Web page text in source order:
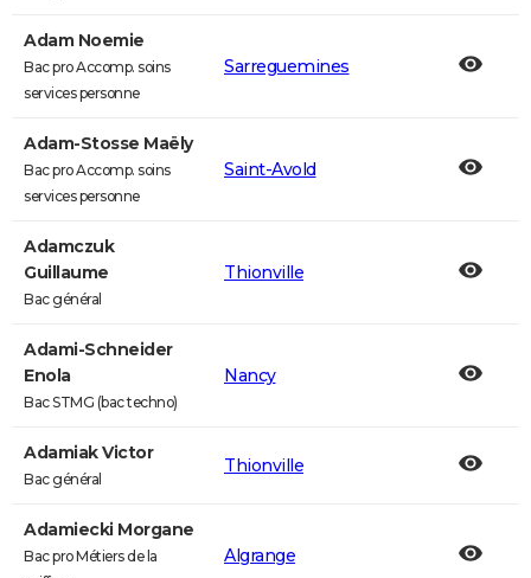
Adam Noemie
Bac pro Accomp. soins
services personne
Sarreguemines
Adam-Stosse Maëly
Bac pro Accomp. soins
services personne
Saint-Avold
Adamczuk
Guillaume
Bac général
Thionville
Adami-Schneider
Enola
Bac STMG (bac techno)
Nancy
Adamiak Victor
Bac général
Thionville
Adamiecki Morgane
Bac pro Métiers de la
Algrange